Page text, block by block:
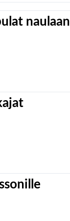
naulaan